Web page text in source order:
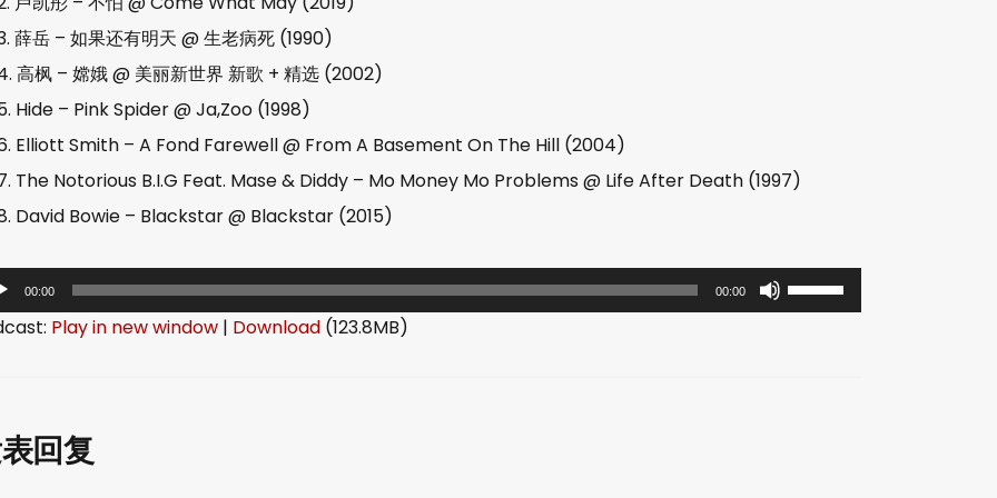
薛岳 – 如果还有明天 @ 生老病死 (1990)
高枫 – 嫦娥 @ 美丽新世界 新歌 + 精选 (2002)
Hide – Pink Spider @ Ja,Zoo (1998)
Elliott Smith – A Fond Farewell @ From A Basement On The Hill (2004)
The Notorious B.I.G Feat. Mase & Diddy – Mo Money Mo Problems @ Life After Death (1997)
David Bowie – Blackstar @ Blackstar (2015)
00:00 00:00
使
用
Play in new window | Download (123.8MB)
回复